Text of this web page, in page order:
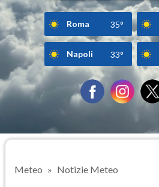
Roma 35°
Napoli 33°
Meteo Notizie Meteo